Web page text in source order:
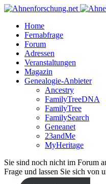
Home
Fernabfrage
Forum
Adressen
Veranstaltungen
Magazin
Genealogie-Anbieter
Ancestry
FamilyTreeDNA
FamilyTree
FamilySearch
Geneanet
23andMe
MyHeritage
Sie sind noch nicht im Forum
Frage und lassen Sie sich von